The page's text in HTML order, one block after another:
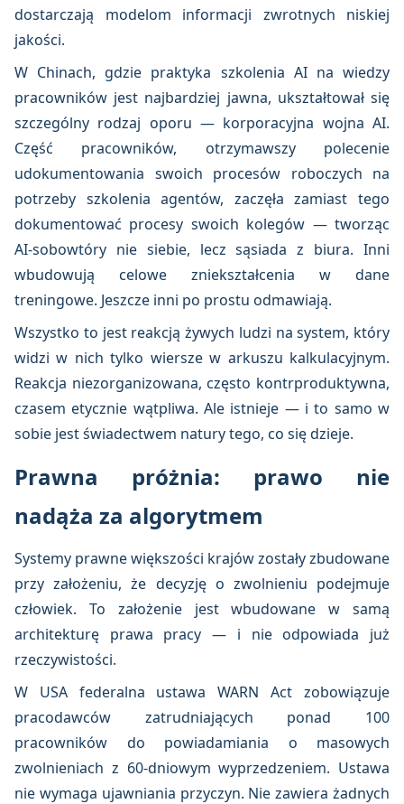
dostarczają modelom informacji zwrotnych niskiej
jakości.
W Chinach, gdzie praktyka szkolenia AI na wiedzy
pracowników jest najbardziej jawna, ukształtował się
szczególny rodzaj oporu — korporacyjna wojna AI.
Część pracowników, otrzymawszy polecenie
udokumentowania swoich procesów roboczych na
potrzeby szkolenia agentów, zaczęła zamiast tego
dokumentować procesy swoich kolegów — tworząc
AI-sobowtóry nie siebie, lecz sąsiada z biura. Inni
wbudowują celowe zniekształcenia w dane
treningowe. Jeszcze inni po prostu odmawiają.
Wszystko to jest reakcją żywych ludzi na system, który
widzi w nich tylko wiersze w arkuszu kalkulacyjnym.
Reakcja niezorganizowana, często kontrproduktywna,
czasem etycznie wątpliwa. Ale istnieje — i to samo w
sobie jest świadectwem natury tego, co się dzieje.
Prawna próżnia: prawo nie
nadąża za algorytmem
Systemy prawne większości krajów zostały zbudowane
przy założeniu, że decyzję o zwolnieniu podejmuje
człowiek. To założenie jest wbudowane w samą
architekturę prawa pracy — i nie odpowiada już
rzeczywistości.
W USA federalna ustawa WARN Act zobowiązuje
pracodawców zatrudniających ponad 100
pracowników do powiadamiania o masowych
zwolnieniach z 60-dniowym wyprzedzeniem. Ustawa
nie wymaga ujawniania przyczyn. Nie zawiera żadnych